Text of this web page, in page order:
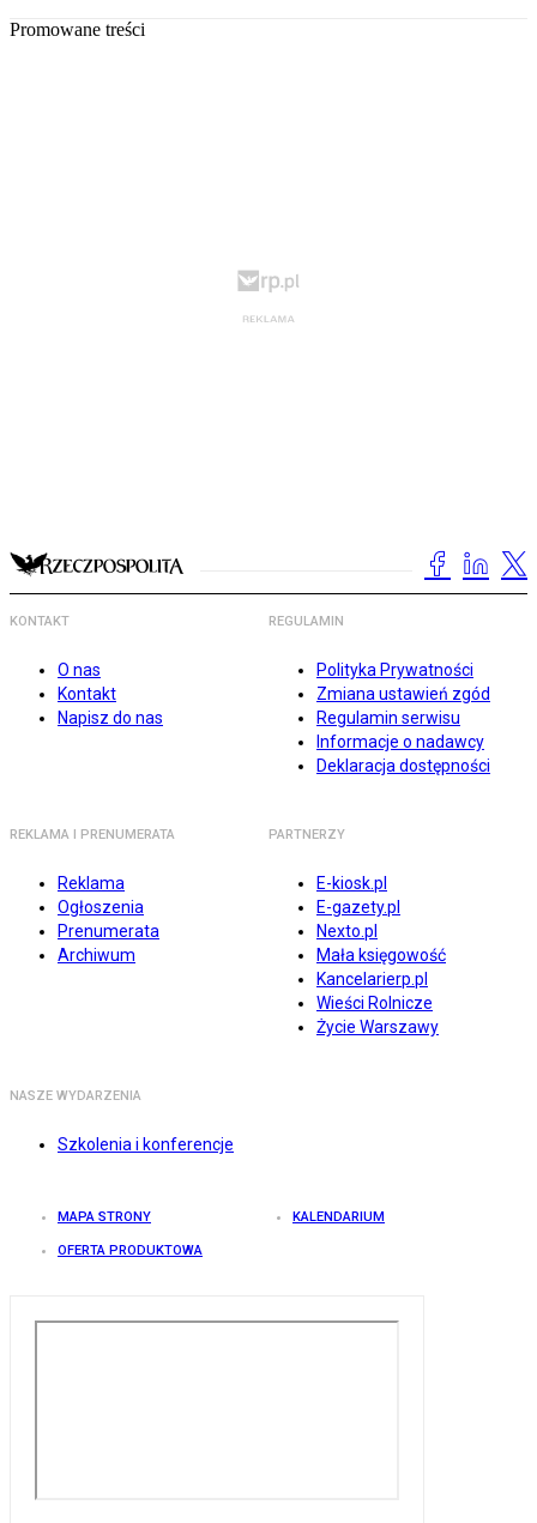
Promowane treści
KONTAKT
O nas
Kontakt
Napisz do nas
REGULAMIN
Polityka Prywatności
Zmiana ustawień zgód
Regulamin serwisu
Informacje o nadawcy
Deklaracja dostępności
REKLAMA I PRENUMERATA
Reklama
Ogłoszenia
Prenumerata
Archiwum
PARTNERZY
E-kiosk.pl
E-gazety.pl
Nexto.pl
Mała księgowość
Kancelarierp.pl
Wieści Rolnicze
Życie Warszawy
NASZE WYDARZENIA
Szkolenia i konferencje
MAPA STRONY KALENDARIUM
OFERTA PRODUKTOWA